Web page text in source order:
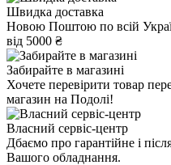
Швидка доставка
Новою Поштою по всій
від 5000 ₴
Забирайте в магазині
Хочете перевірити товар
магазин на Подолі!
Власний сервіс-центр
Дбаємо про гарантійне і
Вашого обладнання.